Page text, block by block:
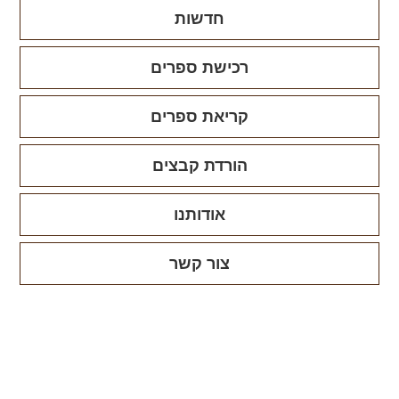
חדשות
רכישת ספרים
קריאת ספרים
הורדת קבצים
אודותנו
צור קשר